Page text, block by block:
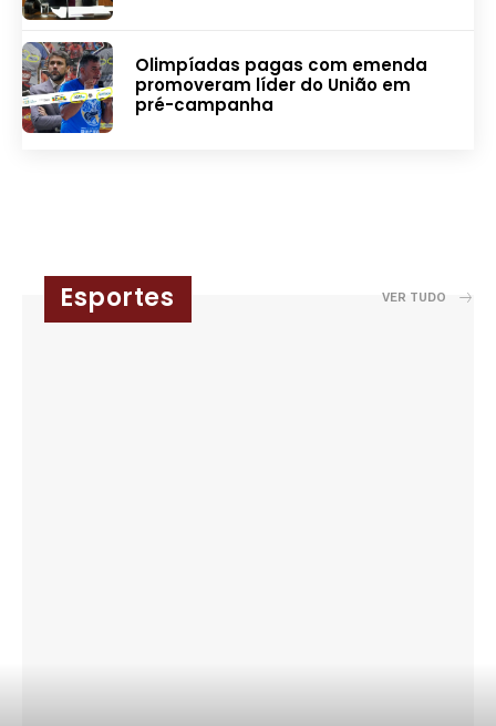
Olimpíadas pagas com emenda
promoveram líder do União em
pré-campanha
VER TUDO
Esportes